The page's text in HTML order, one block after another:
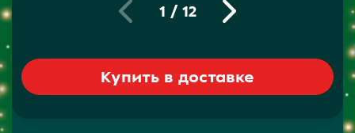
1 / 12
Купить в доставке